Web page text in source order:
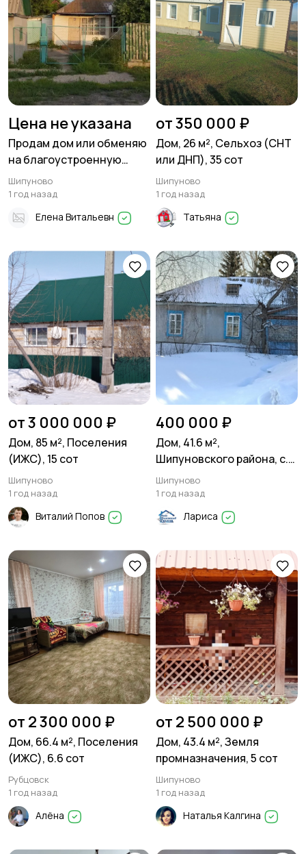
Цена не указана
Продам дом или обменяю
на благоустроенную
квартиру, 75 м²,
Поселения (ИЖС), 12 сот в
Шипуново
Шипуново
1 год назад
Елена Витальевн
от 350 000 ₽
Дом, 26 м², Сельхоз (СНТ
или ДНП), 35 сот
Шипуново
1 год назад
Татьяна
от 3 000 000 ₽
Дом, 85 м², Поселения
(ИЖС), 15 сот
Шипуново
1 год назад
Виталий Попов
400 000 ₽
Дом, 41.6 м²,
Шипуновского района, с.
Нечунаево Поселения
(ИЖС), 9 сот
Шипуново
1 год назад
Лариса
от 2 300 000 ₽
Дом, 66.4 м², Поселения
(ИЖС), 6.6 сот
Рубцовск
1 год назад
Алёна
от 2 500 000 ₽
Дом, 43.4 м², Земля
промназначения, 5 сот
Шипуново
1 год назад
Наталья Калгина